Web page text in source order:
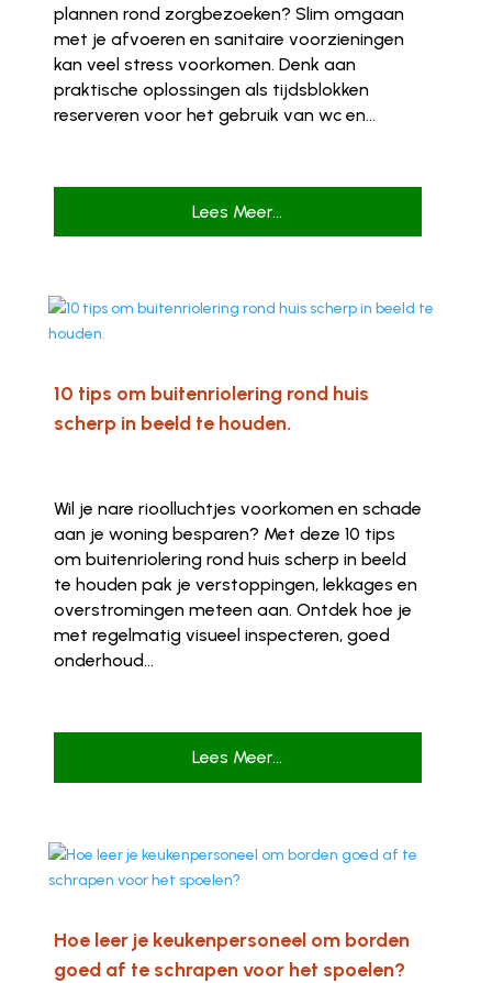
plannen rond zorgbezoeken? Slim omgaan
met je afvoeren en sanitaire voorzieningen
kan veel stress voorkomen. Denk aan
praktische oplossingen als tijdsblokken
reserveren voor het gebruik van wc en...
Lees Meer...
10 tips om buitenriolering rond huis
scherp in beeld te houden.
Wil je nare rioolluchtjes voorkomen en schade
aan je woning besparen? Met deze 10 tips
om buitenriolering rond huis scherp in beeld
te houden pak je verstoppingen, lekkages en
overstromingen meteen aan. Ontdek hoe je
met regelmatig visueel inspecteren, goed
onderhoud...
Lees Meer...
Hoe leer je keukenpersoneel om borden
goed af te schrapen voor het spoelen?